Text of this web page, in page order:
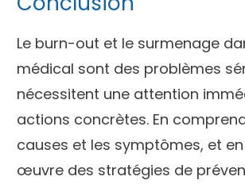
Le burn-out et le surmenage
médical sont des problèmes
nécessitent une attention
actions concrètes. En
causes et les symptômes, et
œuvre des stratégies de